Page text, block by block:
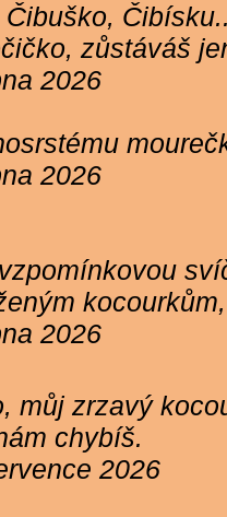
Čibuško,
zůstáváš
2026
2026
2026
můj zrzavý
chybíš.
2026